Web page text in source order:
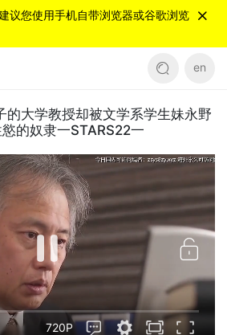
议您使用手机自带浏览器或谷歌浏览
en
的大学教授却被文学系学生妹永野
的奴隶一STARS22一
720P